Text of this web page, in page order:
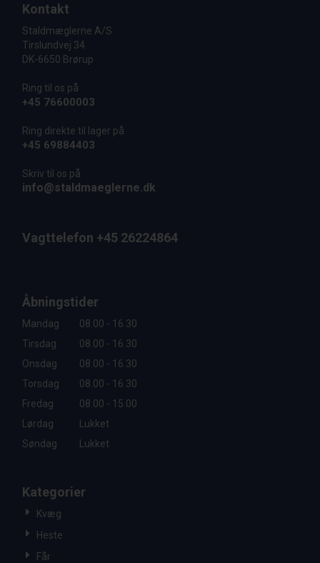
Kontakt
Staldmæglerne A/S
Tirslundvej 34
DK-6650 Brørup
Ring til os på
+45 76600003
Ring direkte til lager på
+45 69884403
Skriv til os på
info@staldmaeglerne.dk
Vagttelefon +45 26224864
Åbningstider
Mandag
08.00 - 16.30
Tirsdag
08.00 - 16.30
Onsdag
08.00 - 16.30
Torsdag
08.00 - 16.30
Fredag
08.00 - 15.00
Lørdag
Lukket
Søndag
Lukket
Kategorier
Kvæg
Heste
Får